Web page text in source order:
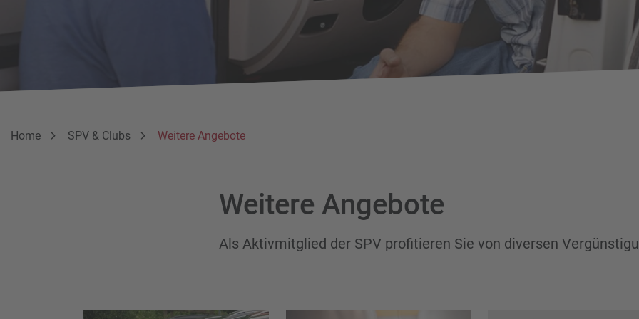
Breadcrumbnavigation
Sie befinden sich hier:
Home SPV & Clubs Weitere Angebote
Weitere Angebote
Als Aktivmitglied der SPV profitieren Sie von diversen